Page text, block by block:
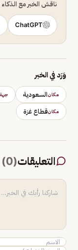
ناقش الخبر مع
ChatGPT
وَرَد في الخبر
مكانالسعودية جهة
مكانقطاع غزة
التعليقات(
0
)